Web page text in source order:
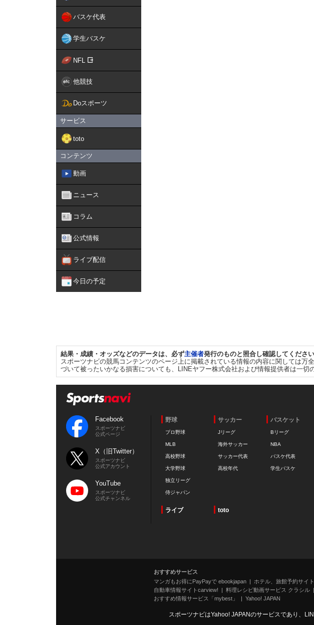
バスケ代表
学生バスケ
NFL
他競技
Doスポーツ
サービス
toto
コンテンツ
動画
ニュース
コラム
公式情報
ライブ配信
今日の予定
結果・成績・オッズなどのデータは、必ず主催者発行のものと照合し確認してください
スポーツナビの競馬コンテンツのページ上に掲載されている情報の内容に関しては
づいて被ったいかなる損害についても、LINEヤフー株式会社および情報提供者は一切
Facebook
スポーツナビ
公式ページ
X（旧Twitter）
スポーツナビ
公式アカウント
YouTube
スポーツナビ
公式チャンネル
野球
プロ野球
MLB
高校野球
大学野球
独立リーグ
侍ジャパン
サッカー
Jリーグ
海外サッカー
サッカー代表
高校年代
バスケット
Bリーグ
NBA
バスケ代表
学生バスケ
ライブ toto
おすすめサービス
マンガもお得にPayPayで ebookjapan
ホテル、旅館予約サイ
自動車情報サイトcarview!
料理レシピ動画サービス クラシル
おすすめ情報サービス「mybest」
Yahoo! JAPAN
スポーツナビはYahoo! JAPANのサービスであり、